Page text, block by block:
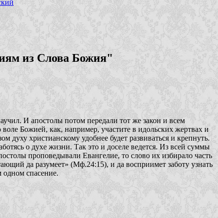
из Слова Божия"
И апостолы потом передали тот же закон и всем
Божией, как, например, участите в идольских жертвах и
христианскому удобнее будет развиваться и крепнуть.
о духе жизни. Так это и доселе ведется. Из всей суммы
проповедывали Евангелие, то слово их избирало часть
да разумеет»(Мф.24:15), и да восприимет заботу узнать
одном спасение.